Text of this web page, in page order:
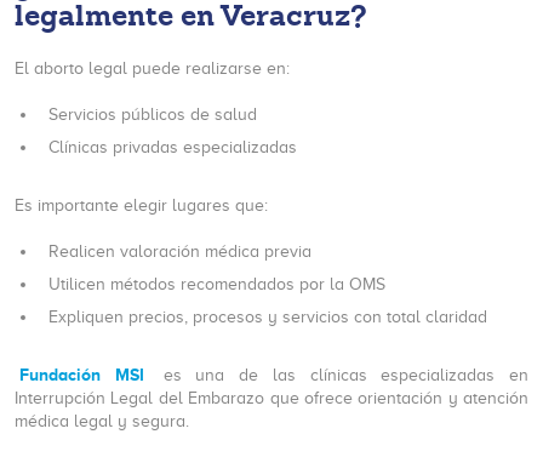
legalmente en Veracruz?
El aborto legal puede realizarse en:
Servicios públicos de salud
Clínicas privadas especializadas
Es importante elegir lugares que:
Realicen valoración médica previa
Utilicen métodos recomendados por la OMS
Expliquen precios, procesos y servicios con total claridad
Fundación MSI
es una de las clínicas especializadas en
Interrupción Legal del Embarazo que ofrece orientación y atención
médica legal y segura.